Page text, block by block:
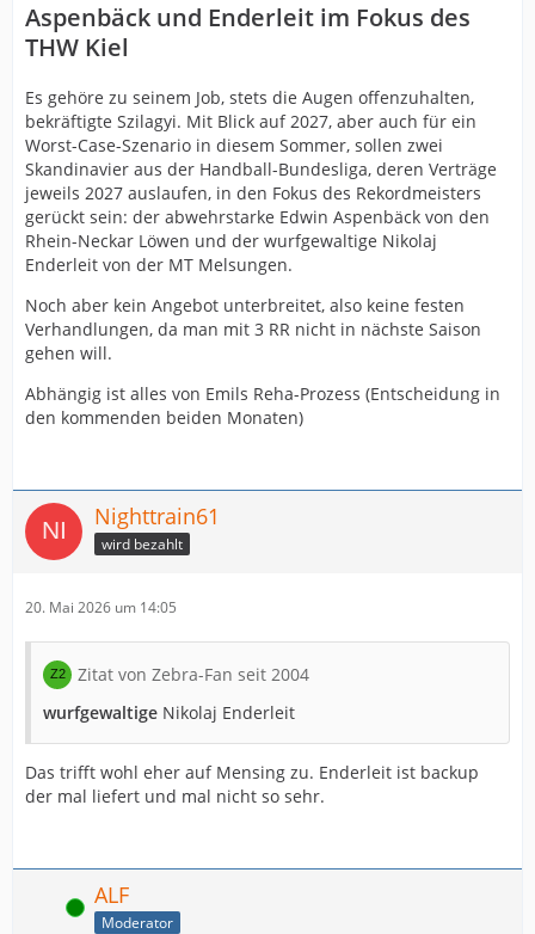
Aspenbäck und Enderleit im Fokus des
THW Kiel
Es gehöre zu seinem Job, stets die Augen offenzuhalten,
bekräftigte Szilagyi. Mit Blick auf 2027, aber auch für ein
Worst-Case-Szenario in diesem Sommer, sollen zwei
Skandinavier aus der Handball-Bundesliga, deren Verträge
jeweils 2027 auslaufen, in den Fokus des Rekordmeisters
gerückt sein: der abwehrstarke Edwin Aspenbäck von den
Rhein-Neckar Löwen und der wurfgewaltige Nikolaj
Enderleit von der MT Melsungen.
Noch aber kein Angebot unterbreitet, also keine festen
Verhandlungen, da man mit 3 RR nicht in nächste Saison
gehen will.
Abhängig ist alles von Emils Reha-Prozess (Entscheidung in
den kommenden beiden Monaten)
Nighttrain61
wird bezahlt
20. Mai 2026 um 14:05
Zitat von Zebra-Fan seit 2004
wurfgewaltige Nikolaj Enderleit
Das trifft wohl eher auf Mensing zu. Enderleit ist backup
der mal liefert und mal nicht so sehr.
Online ALF
Moderator